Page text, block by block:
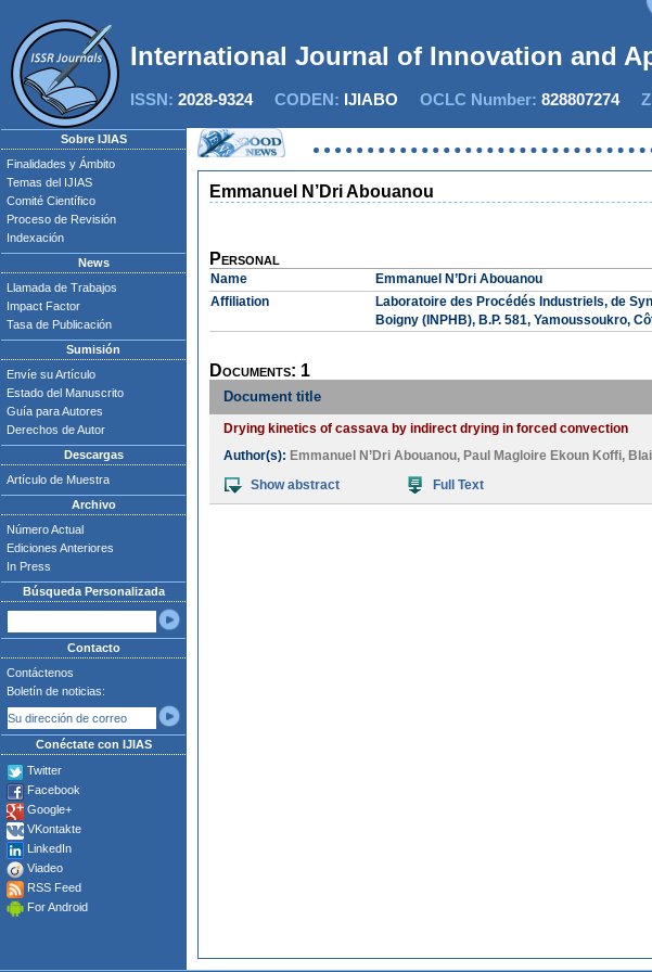
International Journal of Innovation and
ISSN: 2028-9324CODEN: IJIABO OCLC Number: 828807274
Sobre IJIAS
Finalidades y Ámbito
Temas del IJIAS
Comité Científico
Proceso de Revisión
Indexación
News
Llamada de Trabajos
Impact Factor
Tasa de Publicación
Sumisión
Envíe su Artículo
Estado del Manuscrito
Guía para Autores
Derechos de Autor
Descargas
Artículo de Muestra
Archivo
Número Actual
Ediciones Anteriores
In Press
Búsqueda Personalizada
Contacto
Contáctenos
Boletín de noticias:
Conéctate con IJIAS
Twitter
Facebook
Google+
VKontakte
LinkedIn
Viadeo
RSS Feed
For Android
Emmanuel N’Dri Abouanou
Personal
Name
Emmanuel N’Dri Abouanou
Affiliation
Laboratoire des Procédés Industriels, de
Boigny (INPHB), B.P. 581, Yamoussoukro,
Documents: 1
Document title
Drying kinetics of cassava by indirect drying in forced convection
Author(s): Emmanuel N’Dri Abouanou, Paul Magloire Ekoun Koffi,
Show abstract
Full Text